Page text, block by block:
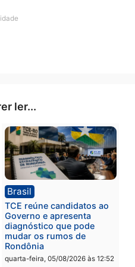
ser utilizadas pela
autorização da Semes,
Gomes, 2776, bairro
ler...